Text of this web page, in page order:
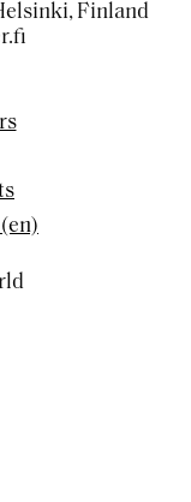
Finland